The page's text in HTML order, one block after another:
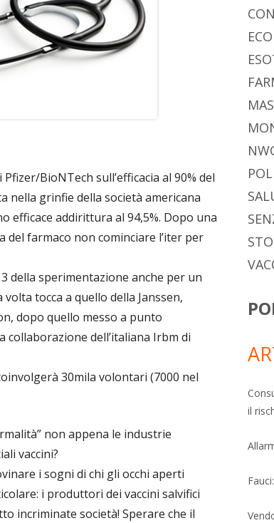
BioNTech sull’efficacia al 90% del
nella grinfie della società americana
efficace addirittura al 94,5%. Dopo una
del farmaco non cominciare l’iter per
della sperimentazione anche per un
tocca a quello della Janssen,
dopo quello messo a punto
collaborazione dell’italiana Irbm di
30mila volontari (7000 nel
non appena le industrie
vaccini?
i sogni di chi gli occhi aperti
i produttori dei vaccini salvifici
incriminate società! Sperare che il
il